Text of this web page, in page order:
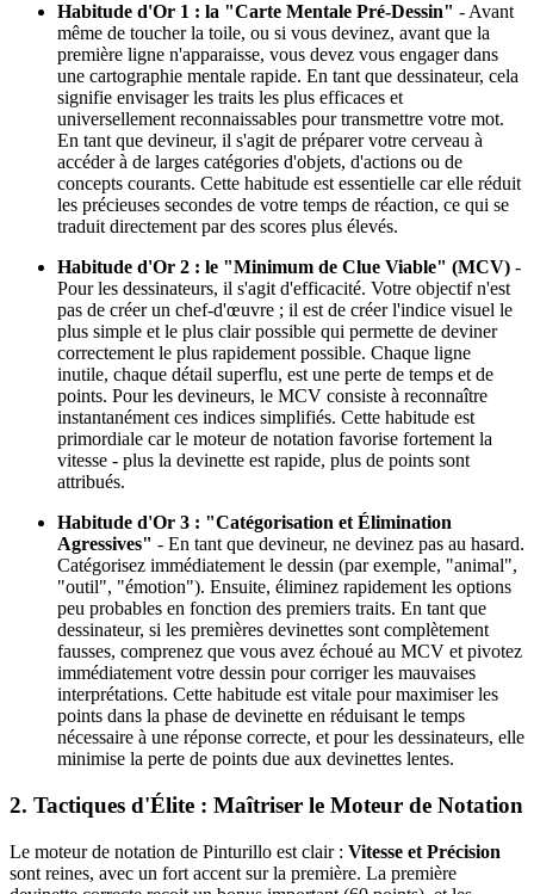
Habitude d'Or 1 : la "Carte Mentale Pré-Dessin" - Avant
même de toucher la toile, ou si vous devinez, avant que la
première ligne n'apparaisse, vous devez vous engager dans
une cartographie mentale rapide. En tant que dessinateur, cela
signifie envisager les traits les plus efficaces et
universellement reconnaissables pour transmettre votre mot.
En tant que devineur, il s'agit de préparer votre cerveau à
accéder à de larges catégories d'objets, d'actions ou de
concepts courants. Cette habitude est essentielle car elle réduit
les précieuses secondes de votre temps de réaction, ce qui se
traduit directement par des scores plus élevés.
Habitude d'Or 2 : le "Minimum de Clue Viable" (MCV) -
Pour les dessinateurs, il s'agit d'efficacité. Votre objectif n'est
pas de créer un chef-d'œuvre ; il est de créer l'indice visuel le
plus simple et le plus clair possible qui permette de deviner
correctement le plus rapidement possible. Chaque ligne
inutile, chaque détail superflu, est une perte de temps et de
points. Pour les devineurs, le MCV consiste à reconnaître
instantanément ces indices simplifiés. Cette habitude est
primordiale car le moteur de notation favorise fortement la
vitesse - plus la devinette est rapide, plus de points sont
attribués.
Habitude d'Or 3 : "Catégorisation et Élimination
Agressives" - En tant que devineur, ne devinez pas au hasard.
Catégorisez immédiatement le dessin (par exemple, "animal",
"outil", "émotion"). Ensuite, éliminez rapidement les options
peu probables en fonction des premiers traits. En tant que
dessinateur, si les premières devinettes sont complètement
fausses, comprenez que vous avez échoué au MCV et pivotez
immédiatement votre dessin pour corriger les mauvaises
interprétations. Cette habitude est vitale pour maximiser les
points dans la phase de devinette en réduisant le temps
nécessaire à une réponse correcte, et pour les dessinateurs, elle
minimise la perte de points due aux devinettes lentes.
2. Tactiques d'Élite : Maîtriser le Moteur de Notation
Le moteur de notation de Pinturillo est clair : Vitesse et Précision
sont reines, avec un fort accent sur la première. La première